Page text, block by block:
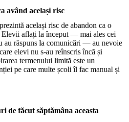
având același risc
același risc de abandon ca o
Elevii aflați la început — mai ales cei
au răspuns la comunicări — au nevoie
elevi nu s-au reînscris încă și
termenului limită este un
pe care multe școli îl fac manual și
de făcut săptămâna aceasta